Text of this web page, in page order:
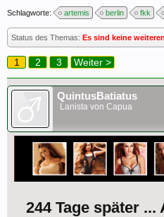
Schlagworte: artemis berlin fkk
Status des Themas: Es sind keine
1 2 3 Weiter >
QuintusBatiatus
Lanista von Capua
244 Tage später ...